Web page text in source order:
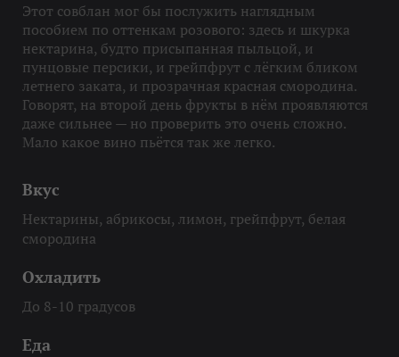
Этот совблан мог бы послужить наглядным
пособием по оттенкам розового: здесь и шкурка
нектарина, будто присыпанная пыльцой, и
пунцовые персики, и грейпфрут с лёгким бликом
летнего заката, и прозрачная красная смородина.
Говорят, на второй день фрукты в нём проявляются
даже сильнее — но проверить это очень сложно.
Мало какое вино пьётся так же легко.
Вкус
Нектарины, абрикосы, лимон, грейпфрут, белая
смородина
Охладить
До 8-10 градусов
Еда